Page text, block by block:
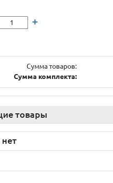
Сумма товаров:
Сумма комплекта:
товары